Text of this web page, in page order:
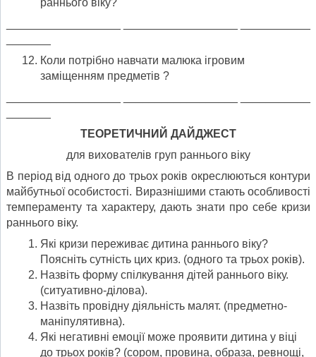
раннього віку?
Коли потрібно навчати малюка ігровим
заміщенням предметів ?
ТЕОРЕТИЧНИЙ ДАЙДЖЕСТ
для вихователів груп раннього віку
В період від одного до трьох років окреслюються контури
майбутньої особистості. Виразнішими стають особливості
темпераменту та характеру, дають знати про себе кризи
раннього віку.
Які кризи переживає дитина раннього віку?
Поясніть сутність цих криз. (одного та трьох років).
Назвіть форму спілкування дітей раннього віку.
(ситуативно-ділова).
Назвіть провідну діяльність малят. (предметно-
маніпулятивна).
Які негативні емоції може проявити дитина у віці
до трьох років? (сором, провина, образа, ревнощі,